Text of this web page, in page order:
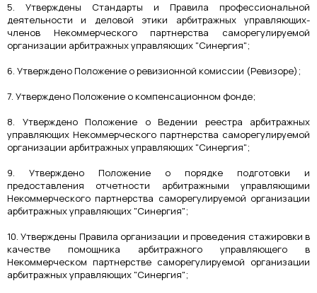
5. Утверждены Стандарты и Правила профессиональной
деятельности и деловой этики арбитражных управляющих-
членов Некоммерческого партнерства саморегулируемой
организации арбитражных управляющих "Синергия";
6. Утверждено Положение о ревизионной комиссии (Ревизоре);
7. Утверждено Положение о компенсационном фонде;
8. Утверждено Положение о Ведении реестра арбитражных
управляющих Некоммерческого партнерства саморегулируемой
организации арбитражных управляющих "Синергия";
9. Утверждено Положение о порядке подготовки и
предоставления отчетности арбитражными управляющими
Некоммерческого партнерства саморегулируемой организации
арбитражных управляющих "Синергия";
10. Утверждены Правила организации и проведения стажировки в
качестве помощника арбитражного управляющего в
Некоммерческом партнерстве саморегулируемой организации
арбитражных управляющих "Синергия";